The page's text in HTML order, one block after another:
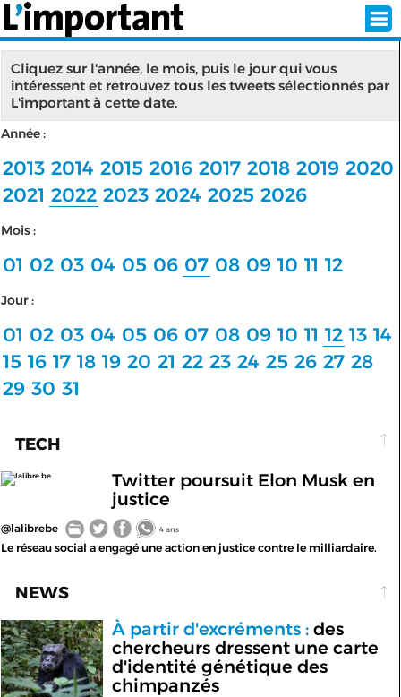
INSCRIPTION
SÉLECTION DE L'ÉTÉ
ABONNEZ-VOUS À LA NEWSLETTER!
< RETOUR À L'ACCUEIL
Cliquez sur l'année, le mois, puis le jour qui vous
intéressent et retrouvez tous les tweets sélectionnés par
L'important à cette date.
Année :
2013 2014 2015 2016 2017 2018 2019 2020
2021 2022 2023 2024 2025 2026
Mois :
01 02 03 04 05 06 07 08 09 10 11 12
Jour :
01 02 03 04 05 06 07 08 09 10 11 12 13 14
15 16 17 18 19 20 21 22 23 24 25 26 27 28
29 30 31
TECH
lalibre.be
Twitter poursuit Elon Musk en
justice
@lalibrebe 4 ans
Le réseau social a engagé une action en justice contre le milliardaire.
NEWS
À partir d'excréments :des
chercheurs dressent une carte
d'identité génétique des
chimpanzés